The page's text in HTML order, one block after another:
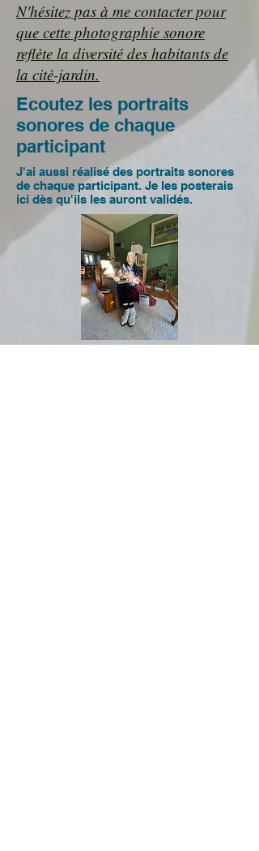
N'hésitez pas à me contacter pour
que cette photographie sonore
reflète la diversité des habitants de
la cité-jardin.
Ecoutez les portraits
sonores de chaque
participant
J'ai aussi réalisé des portraits sonores
de chaque participant. Je les posterais
ici dès qu'ils les auront validés.